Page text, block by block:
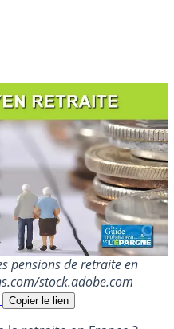
pensions de retraite en
stock.adobe.com
Copier le lien